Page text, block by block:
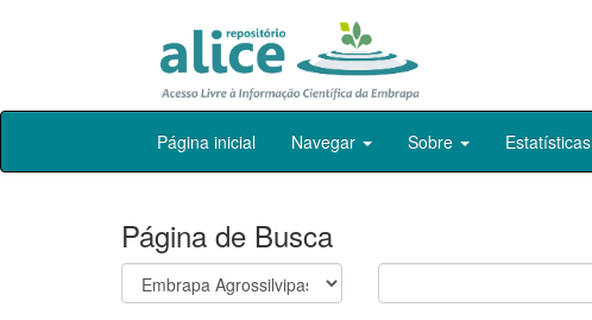
Skip
Página inicial Navegar Sobre Estatísticas
Página de Busca